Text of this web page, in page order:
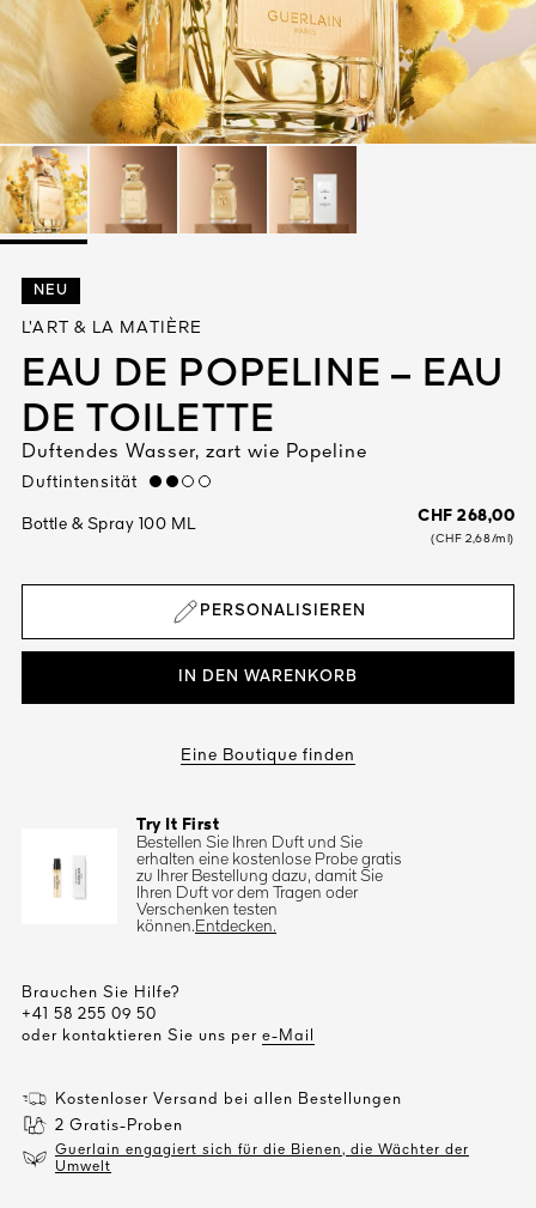
Alles anzeigen
NEU
L’ART & LA MATIÈRE
EAU DE POPELINE – EAU
DE TOILETTE
Duftendes Wasser, zart wie Popeline
Duftintensität medium
Bottle & Spray 100 ML CHF 268,00
(CHF 2,68/ml)
PERSONALISIEREN
IN DEN WARENKORB
Eine Boutique finden
Try It First
Bestellen Sie Ihren Duft und Sie
erhalten eine kostenlose Probe gratis
zu Ihrer Bestellung dazu, damit Sie
Ihren Duft vor dem Tragen oder
Verschenken testen
können. Entdecken.
Brauchen Sie Hilfe?
+41 58 255 09 50
oder kontaktieren Sie uns per e-Mail
Kostenloser Versand bei allen Bestellungen
2 Gratis-Proben
Guerlain engagiert sich für die Bienen, die Wächter der
Umwelt